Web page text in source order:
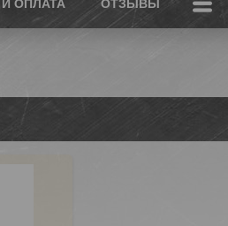
ОПЛАТА ОТЗЫВЫ